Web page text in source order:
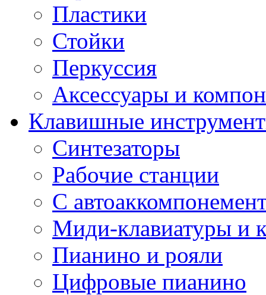
Пластики
Стойки
Перкуссия
Аксессуары и
Клавишные
Синтезаторы
Рабочие станции
С
Миди-клавиатуры и
Пианино и рояли
Цифровые пианино